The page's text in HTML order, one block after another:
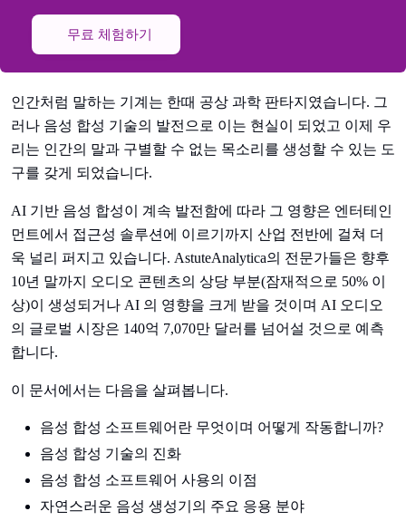
무료 체험하기
인간처럼 말하는 기계는 한때 공상 과학 판타지였습니다. 그
러나 음성 합성 기술의 발전으로 이는 현실이 되었고 이제 우
리는 인간의 말과 구별할 수 없는 목소리를 생성할 수 있는 도
구를 갖게 되었습니다.
AI 기반 음성 합성이 계속 발전함에 따라 그 영향은 엔터테인
먼트에서 접근성 솔루션에 이르기까지 산업 전반에 걸쳐 더
욱 널리 퍼지고 있습니다. AstuteAnalytica의 전문가들은 향후
10년 말까지 오디오 콘텐츠의 상당 부분(잠재적으로 50% 이
상)이 생성되거나 AI 의 영향을 크게 받을 것이며 AI 오디오
의 글로벌 시장은 140억 7,070만 달러를 넘어설 것으로 예측
합니다.
이 문서에서는 다음을 살펴봅니다.
음성 합성 소프트웨어란 무엇이며 어떻게 작동합니까?
음성 합성 기술의 진화
음성 합성 소프트웨어 사용의 이점
자연스러운 음성 생성기의 주요 응용 분야